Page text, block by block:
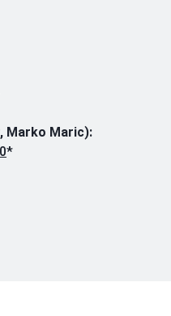
Marko Maric):
*